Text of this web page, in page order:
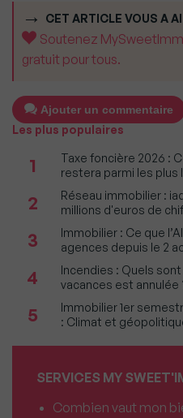
CET ARTICLE VOUS A
Soutenez
gratuit pour tous.
Ajouter un commentaire
Les plus populaires
1
Taxe foncière 2026 :
restera parmi les plus
2
Réseau immobilier :
millions d'euros de
3
Immobilier : Ce que
agences depuis le 2
4
Incendies : Quels
vacances est annulée
5
Immobilier 1er
: Climat et
SERVICES MY
Combien vaut mon